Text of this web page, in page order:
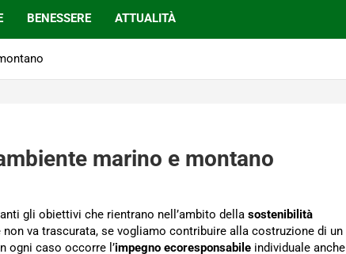
BENESSERE ATTUALITÀ
marino e montano
gli obiettivi che rientrano nell’ambito della sostenibilità
va trascurata, se vogliamo contribuire alla costruzione di un
ogni caso occorre l’impegno ecoresponsabile individuale anche